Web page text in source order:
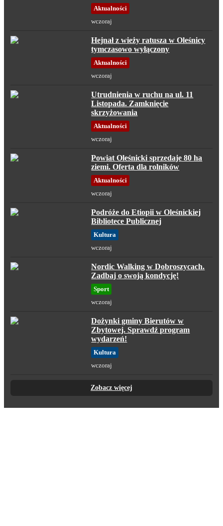
Aktualności
wczoraj
Hejnał z wieży ratusza w Oleśnicy
tymczasowo wyłączony
Aktualności
wczoraj
Utrudnienia w ruchu na ul. 11
Listopada. Zamknięcie
skrzyżowania
Aktualności
wczoraj
Powiat Oleśnicki sprzedaje 80 ha
ziemi. Oferta dla rolników
Aktualności
wczoraj
Podróże do Etiopii w Oleśnickiej
Bibliotece Publicznej
Kultura
wczoraj
Nordic Walking w Dobroszycach.
Zadbaj o swoją kondycję!
Sport
wczoraj
Dożynki gminy Bierutów w
Zbytowej. Sprawdź program
wydarzeń!
Kultura
wczoraj
Zobacz więcej